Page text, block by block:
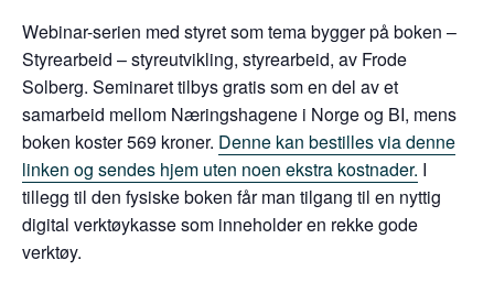
Webinar-serien med styret som tema bygger på boken –
Styrearbeid – styreutvikling, styrearbeid, av Frode
Solberg. Seminaret tilbys gratis som en del av et
samarbeid mellom Næringshagene i Norge og BI, mens
boken koster 569 kroner. Denne kan bestilles via denne
linken og sendes hjem uten noen ekstra kostnader. I
tillegg til den fysiske boken får man tilgang til en nyttig
digital verktøykasse som inneholder en rekke gode
verktøy.